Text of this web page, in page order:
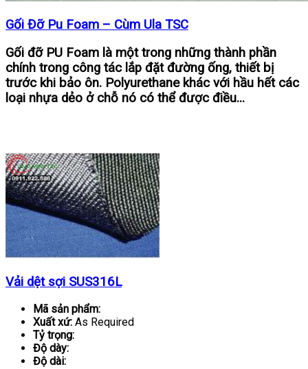
Gối Đỡ Pu Foam – Cùm Ula TSC
Gối đỡ PU Foam là một trong những thành phần
chính trong công tác lắp đặt đường ống, thiết bị
trước khi bảo ôn. Polyurethane khác với hầu hết các
loại nhựa dẻo ở chỗ nó có thể được điều...
Vải dệt sợi SUS316L
Mã sản phẩm:
Xuất xứ: As Required
Tỷ trọng:
Độ dày:
Độ dài: